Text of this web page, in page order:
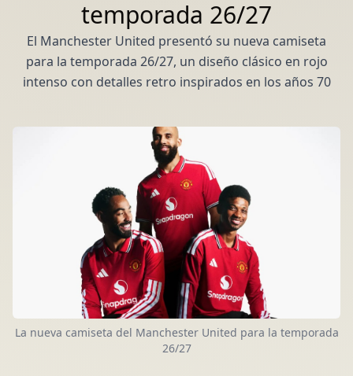
temporada 26/27
El Manchester United presentó su nueva camiseta
para la temporada 26/27, un diseño clásico en rojo
intenso con detalles retro inspirados en los años 70
La nueva camiseta del Manchester United para la temporada
26/27